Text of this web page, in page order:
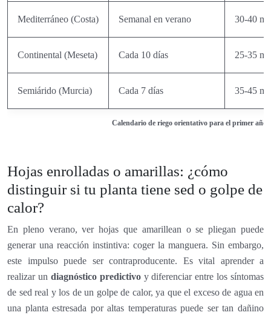
Calendario de riego orientativo para el primer año
Mediterráneo (Costa) Semanal en verano 30-40
Continental (Meseta) Cada 10 días 25-35
Semiárido (Murcia) Cada 7 días 35-45
Hojas enrolladas o amarillas: ¿cómo
distinguir si tu planta tiene sed o golpe de
calor?
En pleno verano, ver hojas que amarillean o se pliegan puede
generar una reacción instintiva: coger la manguera. Sin embargo,
este impulso puede ser contraproducente. Es vital aprender a
realizar un diagnóstico predictivoy diferenciar entre los síntomas
de sed real y los de un golpe de calor, ya que el exceso de agua en
una planta estresada por altas temperaturas puede ser tan dañino